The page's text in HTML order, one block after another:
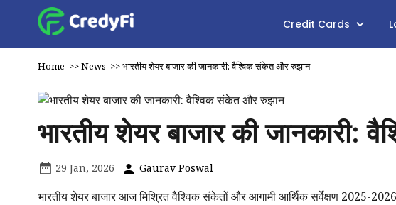
Credit Cards
Home >>News >>भारतीय शेयर बाजार की जानकारी: वैश्विक संकेत और रुझान
भारतीय शेयर बाजार की जानकारी:
29 Jan, 2026 Gaurav Poswal
भारतीय शेयर बाजार आज मिश्रित वैश्विक संकेतों और आगामी आर्थिक सर्वेक्षण 2025-